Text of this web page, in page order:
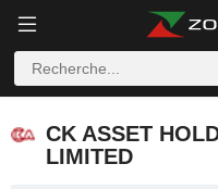
CK ASSET
LIMITED